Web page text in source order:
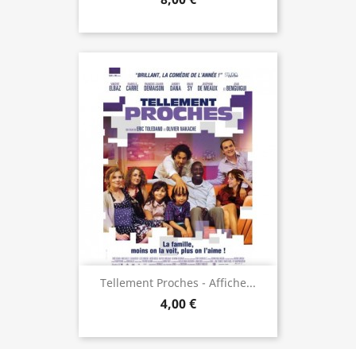
Tellement Proches - Affiche...
4,00 €